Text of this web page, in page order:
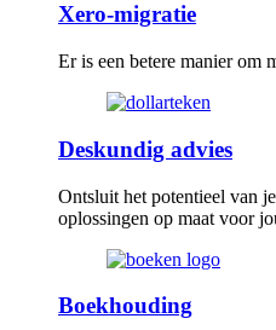
Xero-migratie
Er is een betere manier om
Deskundig advies
Ontsluit het potentieel van
oplossingen op maat voor
Boekhouding